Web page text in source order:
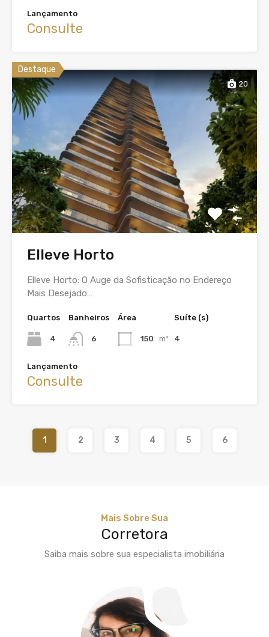
Lançamento
Consulte
Destaque
20
Elleve Horto
Elleve Horto: O Auge da Sofisticação no Endereço
Mais Desejado…
Quartos
4
Banheiros
6
Área
150 m²
Suíte (s)
4
Lançamento
Consulte
1 2 3 4 5 6
Mais Sobre Sua
Corretora
Saiba mais sobre sua especialista imobiliária